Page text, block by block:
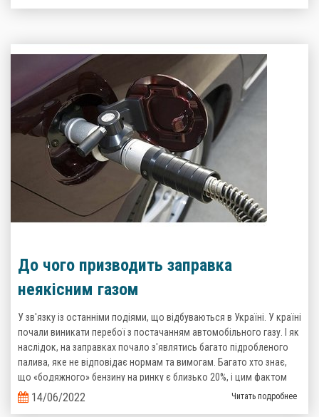
До чого призводить заправка
неякісним газом
У зв'язку із останніми подіями, що відбуваються в Україні. У країні
почали виникати перебої з постачанням автомобільного газу. І як
наслідок, на заправках почало з'являтись багато підробленого
палива, яке не відповідає нормам та вимогам. Багато хто знає,
що «бодяжного» бензину на ринку є близько 20%, і цим фактом
важко когось здивувати, то тепер ситуація з неякісним газом теж
стає реальністю.
14/06/2022 Читать подробнее